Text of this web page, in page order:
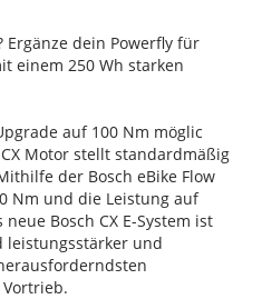
dein Powerfly für
einem 250 Wh starken
auf 100 Nm möglic
Motor stellt standardmäßig
der Bosch eBike Flow
Nm und die Leistung auf
Bosch CX E-System ist
leistungsstärker und